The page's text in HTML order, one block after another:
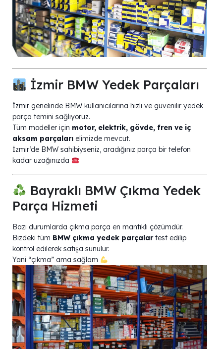
İzmir BMW Yedek Parçaları
İzmir genelinde BMW kullanıcılarına hızlı ve güvenilir yedek
parça temini sağlıyoruz.
Tüm modeller için motor, elektrik, gövde, fren ve iç
aksam parçaları elimizde mevcut.
İzmir’de BMW sahibiyseniz, aradığınız parça bir telefon
kadar uzağınızda
Bayraklı BMW Çıkma Yedek
Parça Hizmeti
Bazı durumlarda çıkma parça en mantıklı çözümdür.
Bizdeki tüm BMW çıkma yedek parçalartest edilip
kontrol edilerek satışa sunulur.
Yani “çıkma” ama sağlam